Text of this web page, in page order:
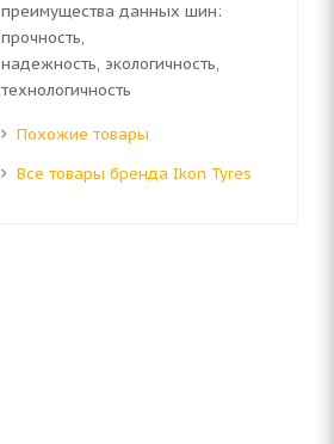
преимущества данных шин:
прочность,
надежность, экологичность,
технологичность
Похожие товары
Все товары бренда Ikon Tyres